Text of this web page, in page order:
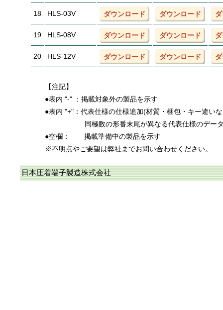
18 HLS-03V ダウンロード ダウンロード
19 HLS-08V ダウンロード ダウンロード
20 HLS-12V ダウンロード ダウンロード
【注記】
●表内 "-" ：掲載対象外の製品を示す
●表内 "+"：代表仕様の仕様追加(材質・梱包・キー違い
同極数の形番末尾が異なる代表仕様のデー
●空欄：
掲載準備中の製品を示す
※不明点やご要望は弊社までお問い合わせください。
日本圧着端子製造株式会社